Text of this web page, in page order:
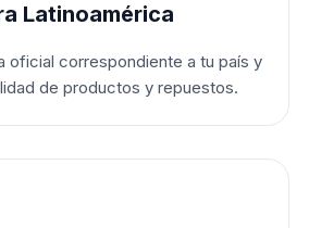
Latinoamérica
oficial correspondiente a tu país y
de productos y repuestos.